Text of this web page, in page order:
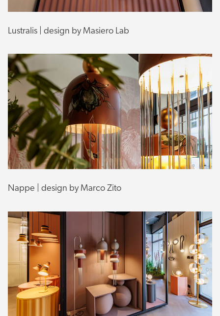
Lustralis | design by Masiero Lab
Nappe | design by Marco Zito